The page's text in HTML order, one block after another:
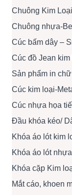
Chuông Kim
Chuông nhựa-
Cúc bấm dây –
Cúc đồ Jean
Sản phẩm in
Cúc kim loại-
Cúc nhựa họa
Đầu khóa kéo/
Khóa áo lót kim
Khóa áo lót
Khóa cặp Kim
Mắt cáo, khoen